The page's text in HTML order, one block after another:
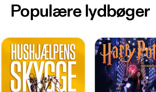
Populære lydbøger